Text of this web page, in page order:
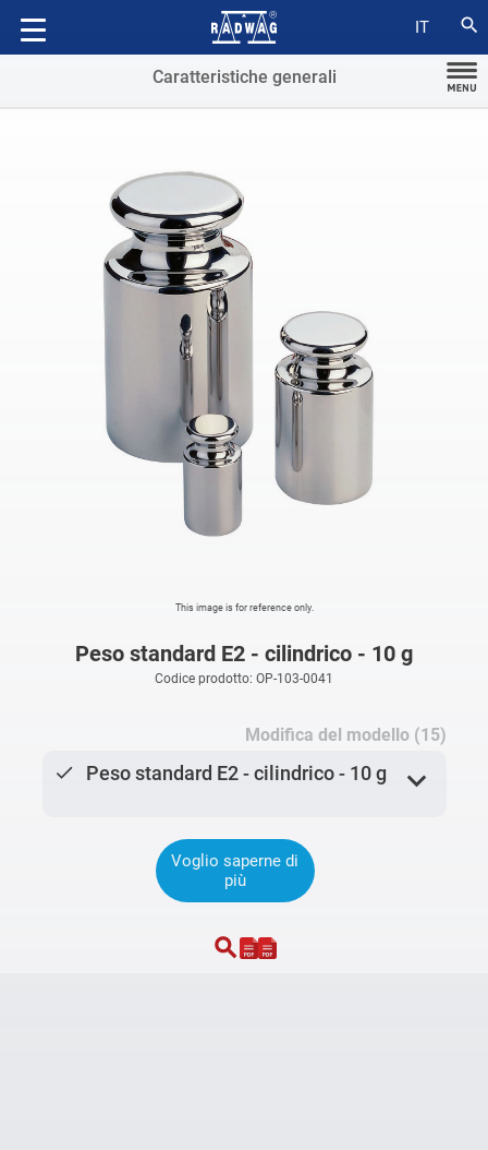
IT search
Compatibile con
Caratteristiche generali
This image is for reference only.
Peso standard E2 - cilindrico - 10 g
Codice prodotto: OP-103-0041
Modifica del modello (15)
done Peso standard E2 - cilindrico - 10 g expand_more
Voglio saperne di
più
search